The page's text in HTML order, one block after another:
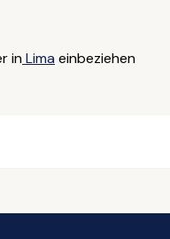
inLima einbeziehen